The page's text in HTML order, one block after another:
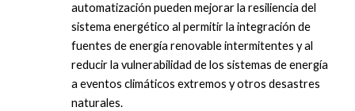
automatización pueden mejorar la resiliencia del
sistema energético al permitir la integración de
fuentes de energía renovable intermitentes y al
reducir la vulnerabilidad de los sistemas de energía
a eventos climáticos extremos y otros desastres
naturales.